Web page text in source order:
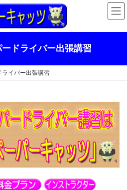
ドライバー出張講習
イバー出張講習